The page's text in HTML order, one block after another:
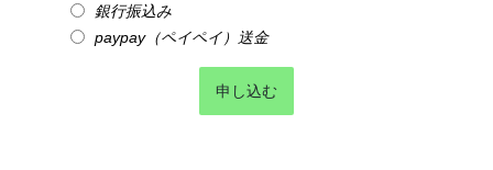
銀行振込み
paypay（ペイペイ）送金
申し込む